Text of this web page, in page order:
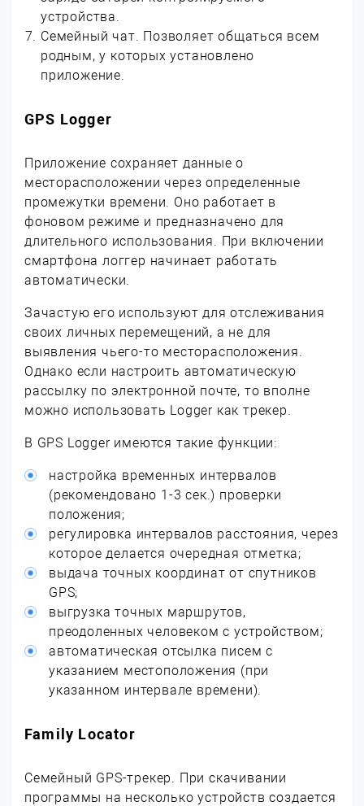
устройства.
Семейный чат. Позволяет общаться всем
родным, у которых установлено
приложение.
GPS Logger
Приложение сохраняет данные о
месторасположении через определенные
промежутки времени. Оно работает в
фоновом режиме и предназначено для
длительного использования. При включении
смартфона логгер начинает работать
автоматически.
Зачастую его используют для отслеживания
своих личных перемещений, а не для
выявления чьего-то месторасположения.
Однако если настроить автоматическую
рассылку по электронной почте, то вполне
можно использовать Logger как трекер.
В GPS Logger имеются такие функции:
настройка временных интервалов
(рекомендовано 1-3 сек.) проверки
положения;
регулировка интервалов расстояния, через
которое делается очередная отметка;
выдача точных координат от спутников
GPS;
выгрузка точных маршрутов,
преодоленных человеком с устройством;
автоматическая отсылка писем с
указанием местоположения (при
указанном интервале времени).
Family Locator
Семейный GPS-трекер. При скачивании
программы на несколько устройств создается